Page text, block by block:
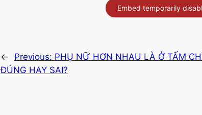
← Previous: PHỤ NỮ HƠN NHAU LÀ Ở TẤM
ĐÚNG HAY SAI?